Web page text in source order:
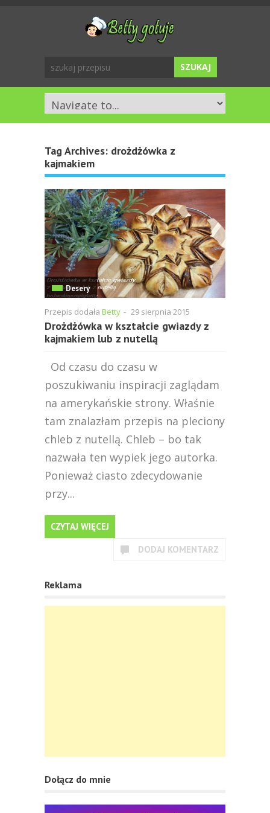
Tag Archives: drożdżówka z
kajmakiem
Desery
Przepis dodała Betty - 29 sierpnia 2015
Drożdżówka w kształcie gwiazdy z
kajmakiem lub z nutellą
Od czasu do czasu w
poszukiwaniu inspiracji zaglądam
na amerykańskie strony. Właśnie
tam znalazłam przepis na pleciony
chleb z nutellą. Chleb – bo tak
nazwała ten wypiek jego autorka.
Ponieważ ciasto zdecydowanie
przy...
CZYTAJ WIĘCEJ
DODAJ KOMENTARZ
Reklama
Dołącz do mnie